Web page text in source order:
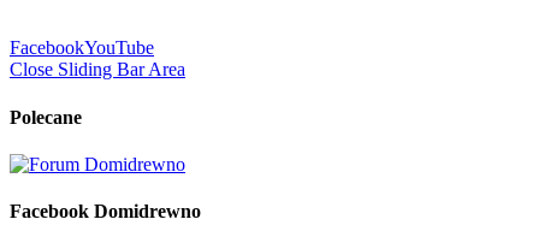
FacebookYouTube
Close Sliding Bar Area
Polecane
Facebook Domidrewno